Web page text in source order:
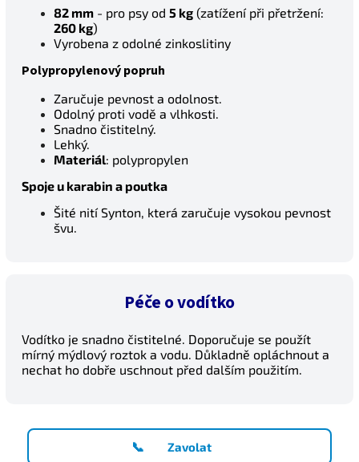
82 mm - pro psy od 5 kg (zatížení při přetržení:
260 kg)
Vyrobena z odolné zinkoslitiny
Polypropylenový popruh
Zaručuje pevnost a odolnost.
Odolný proti vodě a vlhkosti.
Snadno čistitelný.
Lehký.
Materiál: polypropylen
Spoje u karabin a poutka
Šité nití Synton, která zaručuje vysokou pevnost
švu.
Péče o vodítko
Vodítko je snadno čistitelné. Doporučuje se použít
mírný mýdlový roztok a vodu. Důkladně opláchnout a
nechat ho dobře uschnout před dalším použitím.
📞 Zavolat